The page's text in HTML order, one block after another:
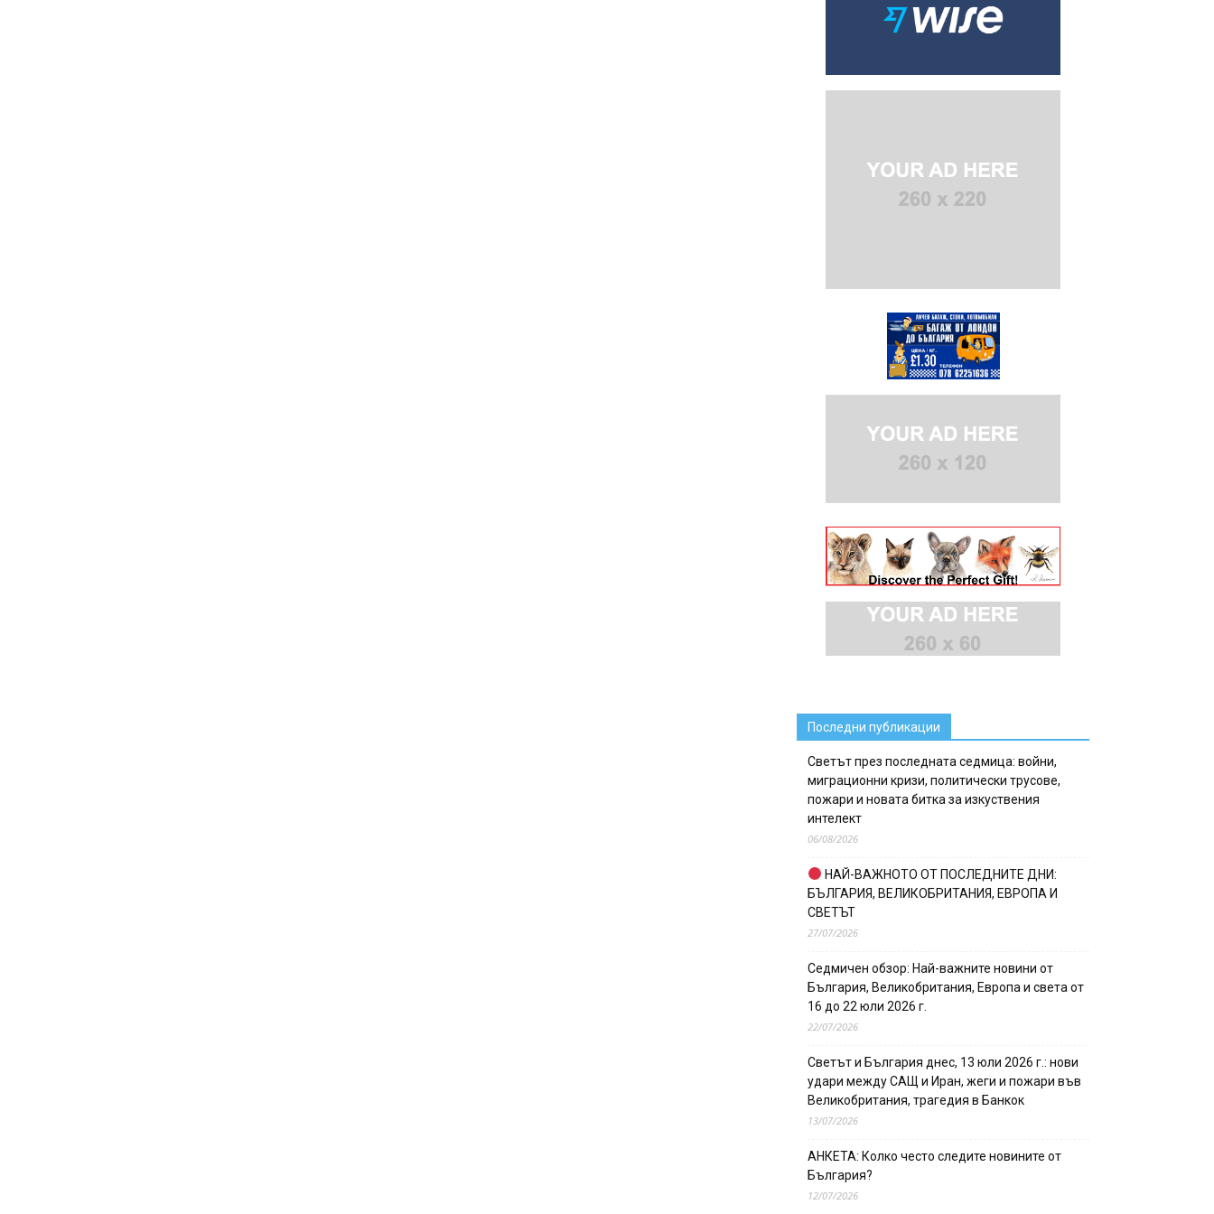
Последни публикации
Светът през последната седмица: войни,
миграционни кризи, политически трусове,
пожари и новата битка за изкуствения
интелект
06/08/2026
НАЙ-ВАЖНОТО ОТ ПОСЛЕДНИТЕ ДНИ:
БЪЛГАРИЯ, ВЕЛИКОБРИТАНИЯ, ЕВРОПА И
СВЕТЪТ
27/07/2026
Седмичен обзор: Най-важните новини от
България, Великобритания, Европа и света от
16 до 22 юли 2026 г.
22/07/2026
Светът и България днес, 13 юли 2026 г.: нови
удари между САЩ и Иран, жеги и пожари във
Великобритания, трагедия в Банкок
13/07/2026
АНКЕТА: Колко често следите новините от
България?
12/07/2026